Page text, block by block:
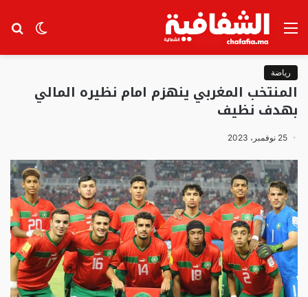
الوضع
القائمة
رياضة
المنتخب المغربي ينهزم امام نظيره المالي
بهدف نظيف
25 نوفمبر، 2023